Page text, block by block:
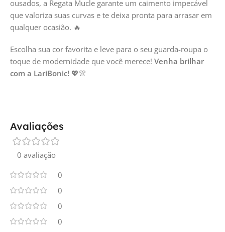
ousados, a Regata Mucle garante um caimento impecável
que valoriza suas curvas e te deixa pronta para arrasar em
qualquer ocasião. 🔥
Escolha sua cor favorita e leve para o seu guarda-roupa o
toque de modernidade que você merece! Venha brilhar
com a LariBonic! 💖👚
Avaliações
0 avaliação
0
0
0
0